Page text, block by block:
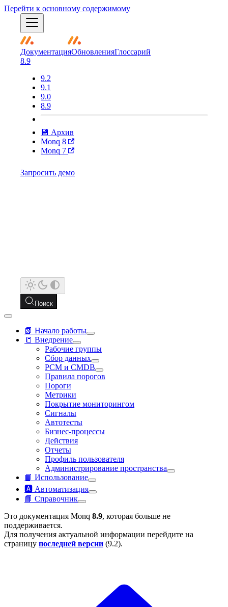
Перейти к основному содержимому
ДокументацияОбновленияГлоссарий
8.9
9.2
9.1
9.0
8.9
💾 Архив
Monq 8
Monq 7
Запросить демо
Поиск
📗 Начало работы
📒 Внедрение
Рабочие группы
Сбор данных
РСМ и CMDB
Правила порогов
Пороги
Метрики
Покрытие мониторингом
Сигналы
Автотесты
Бизнес-процессы
Действия
Отчеты
Профиль пользователя
Администрирование пространства
📙 Использование
🅰️ Автоматизация
📘 Справочник
Это документация Monq 8.9, которая больше не
поддерживается.
Для получения актуальной информации перейдите на
страницу последней версии (9.2).